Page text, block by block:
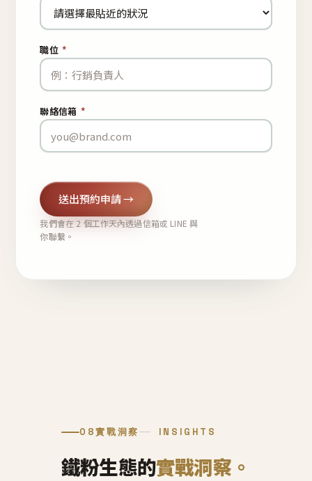
職位 *
聯絡信箱 *
送出預約申請 →
我們會在 2 個工作天內透過信箱或 LINE 與
你聯繫。
08實戰洞察 INSIGHTS
鐵粉生態的實戰洞察。